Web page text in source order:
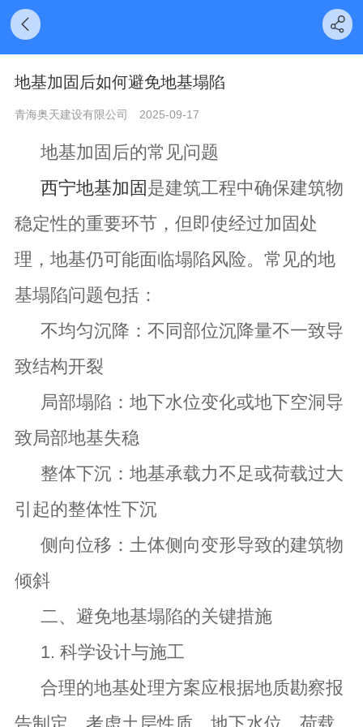
地基加固后如何避免地基塌陷
青海奥天建设有限公司 2025-09-17
地基加固后的常见问题
西宁地基加固是建筑工程中确保建筑物
稳定性的重要环节，但即使经过加固处
理，地基仍可能面临塌陷风险。常见的地
基塌陷问题包括：
不均匀沉降：不同部位沉降量不一致导
致结构开裂
局部塌陷：地下水位变化或地下空洞导
致局部地基失稳
整体下沉：地基承载力不足或荷载过大
引起的整体性下沉
侧向位移：土体侧向变形导致的建筑物
倾斜
二、避免地基塌陷的关键措施
1. 科学设计与施工
合理的地基处理方案应根据地质勘察报